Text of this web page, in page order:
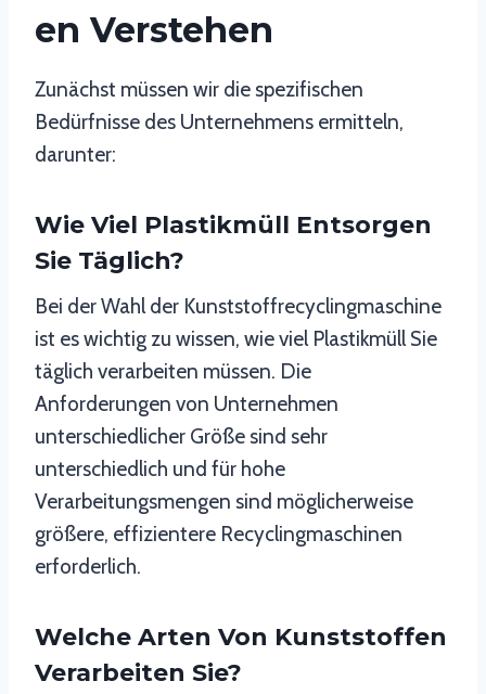
En Verstehen
Zunächst müssen wir die spezifischen
Bedürfnisse des Unternehmens ermitteln,
darunter:
Wie Viel Plastikmüll Entsorgen
Sie Täglich?
Bei der Wahl der Kunststoffrecyclingmaschine
ist es wichtig zu wissen, wie viel Plastikmüll Sie
täglich verarbeiten müssen. Die
Anforderungen von Unternehmen
unterschiedlicher Größe sind sehr
unterschiedlich und für hohe
Verarbeitungsmengen sind möglicherweise
größere, effizientere Recyclingmaschinen
erforderlich.
Welche Arten Von Kunststoffen
Verarbeiten Sie?